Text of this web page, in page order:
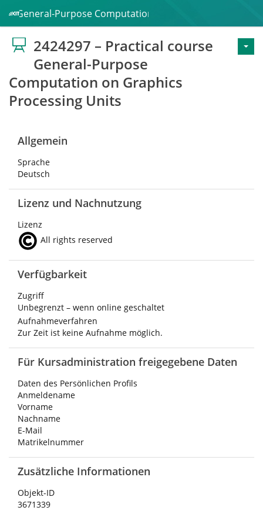
General-Purpose Computation on Graphics
2424297 – Practical course
General-Purpose
Computation on Graphics
Processing Units
Allgemein
Sprache
Deutsch
Lizenz und Nachnutzung
Lizenz
All rights reserved
Verfügbarkeit
Zugriff
Unbegrenzt – wenn online geschaltet
Aufnahmeverfahren
Zur Zeit ist keine Aufnahme möglich.
Für Kursadministration freigegebene Daten
Daten des Persönlichen Profils
Anmeldename
Vorname
Nachname
E-Mail
Matrikelnummer
Zusätzliche Informationen
Objekt-ID
3671339